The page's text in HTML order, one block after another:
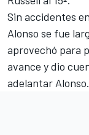
Sin accidentes
Alonso se fue
aprovechó para
avance y dio
adelantar Alonso.